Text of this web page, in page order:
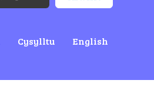
Cysylltu English